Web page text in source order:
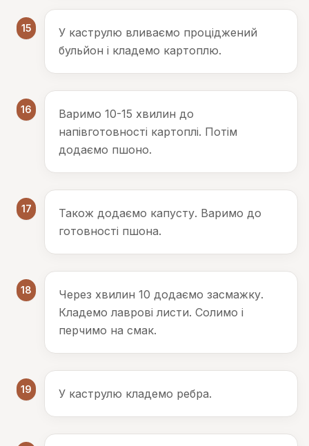
15
У каструлю вливаємо проціджений
бульйон і кладемо картоплю.
16
Варимо 10-15 хвилин до
напівготовності картоплі. Потім
додаємо пшоно.
17
Також додаємо капусту. Варимо до
готовності пшона.
18
Через хвилин 10 додаємо засмажку.
Кладемо лаврові листи. Солимо і
перчимо на смак.
19 У каструлю кладемо ребра.